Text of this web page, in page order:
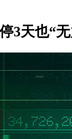
3天也“